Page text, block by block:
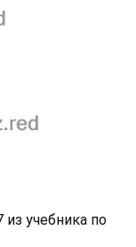
учебника по